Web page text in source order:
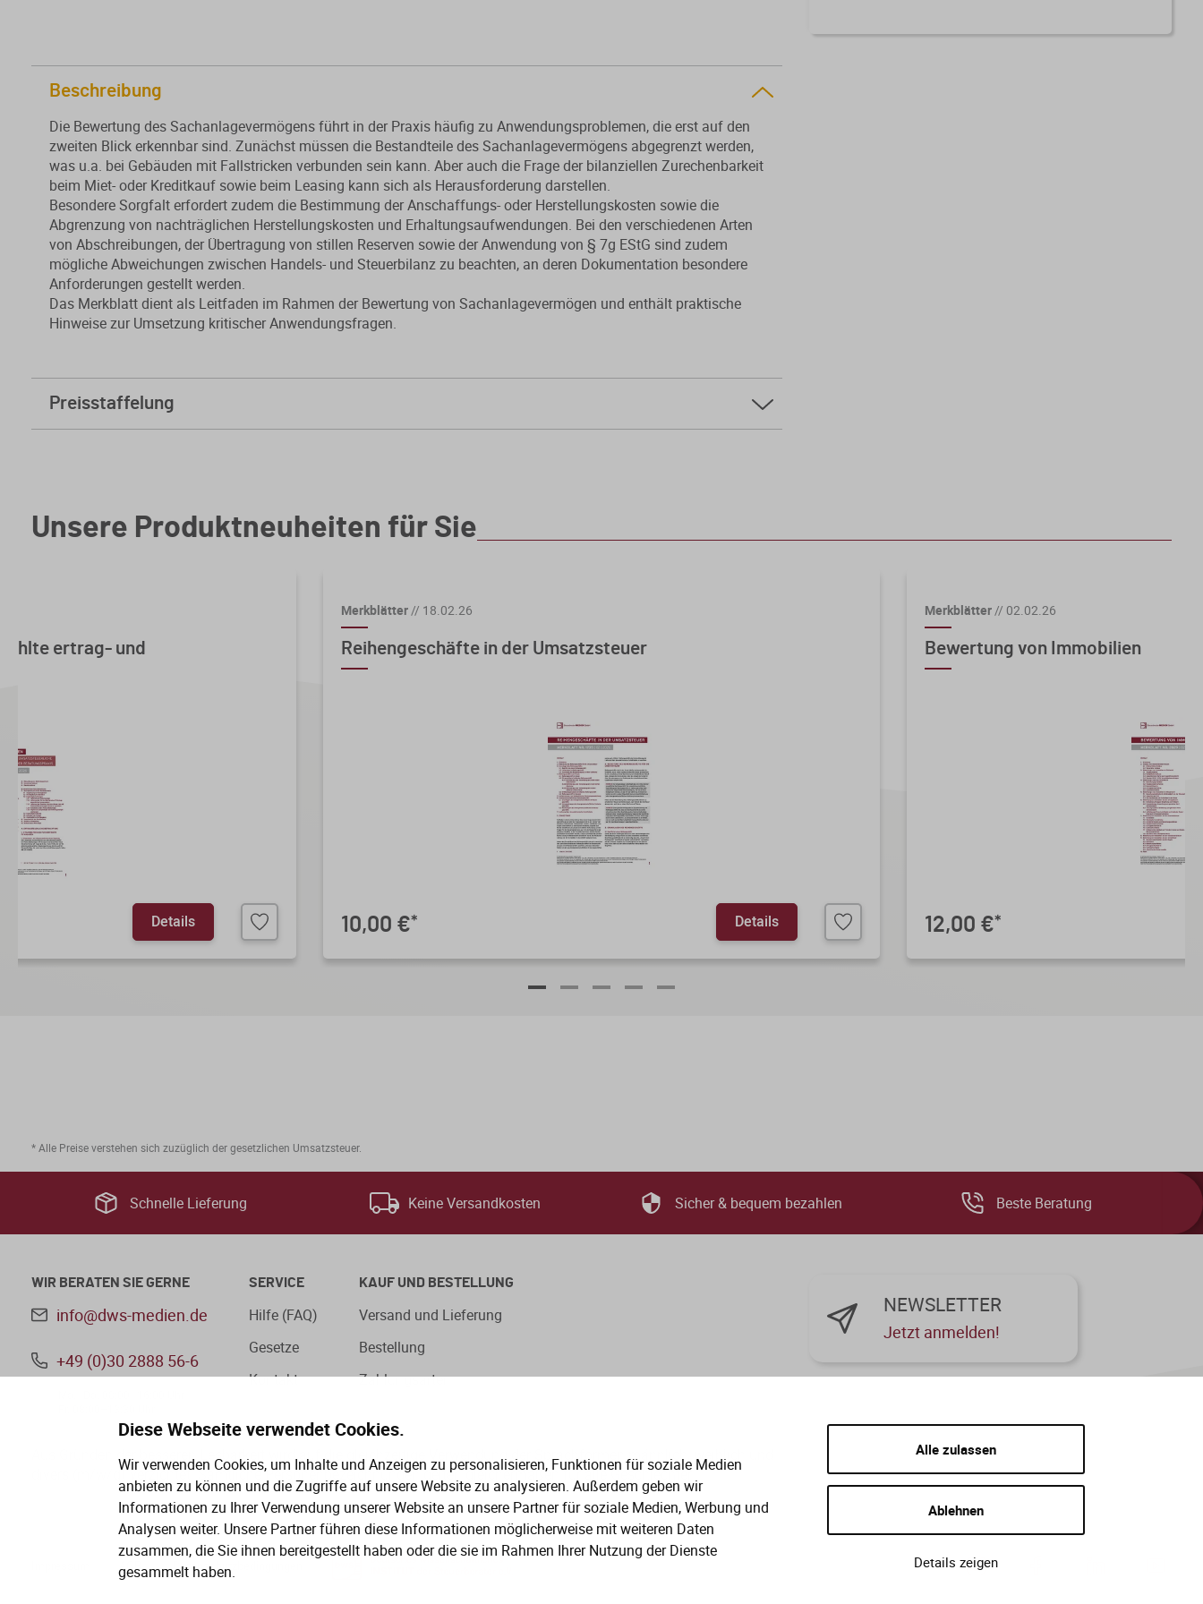
Diese Webseite verwendet Cookies.
Wir verwenden Cookies, um Inhalte und Anzeigen zu personalisieren, Funktionen für soziale Medien
anbieten zu können und die Zugriffe auf unsere Website zu analysieren. Außerdem geben wir
Informationen zu Ihrer Verwendung unserer Website an unsere Partner für soziale Medien, Werbung und
Analysen weiter. Unsere Partner führen diese Informationen möglicherweise mit weiteren Daten
zusammen, die Sie ihnen bereitgestellt haben oder die sie im Rahmen Ihrer Nutzung der Dienste
gesammelt haben.
Alle zulassen
Ablehnen
Details zeigen
Beschreibung
Die Bewertung des Sachanlagevermögens führt in der Praxis häufig zu Anwendungsproblemen, die erst auf den
zweiten Blick erkennbar sind. Zunächst müssen die Bestandteile des Sachanlagevermögens abgegrenzt werden,
was u.a. bei Gebäuden mit Fallstricken verbunden sein kann. Aber auch die Frage der bilanziellen Zurechenbarkeit
beim Miet- oder Kreditkauf sowie beim Leasing kann sich als Herausforderung darstellen.
Besondere Sorgfalt erfordert zudem die Bestimmung der Anschaffungs- oder Herstellungskosten sowie die
Abgrenzung von nachträglichen Herstellungskosten und Erhaltungsaufwendungen. Bei den verschiedenen Arten
von Abschreibungen, der Übertragung von stillen Reserven sowie der Anwendung von § 7g EStG sind zudem
mögliche Abweichungen zwischen Handels- und Steuerbilanz zu beachten, an deren Dokumentation besondere
Anforderungen gestellt werden.
Das Merkblatt dient als Leitfaden im Rahmen der Bewertung von Sachanlagevermögen und enthält praktische
Hinweise zur Umsetzung kritischer Anwendungsfragen.
Preisstaffelung
Unsere Produktneuheiten für Sie
ertrag- und
Details
Merkblätter// 18.02.26
Reihengeschäfte in der Umsatzsteuer
10,00 €* Details
Merkblätter// 02.02.26
Bewertung von Immobilien
12,00 €*
* Alle Preise verstehen sich zuzüglich der gesetzlichen Umsatzsteuer.
Schnelle Lieferung Keine Versandkosten Sicher & bequem bezahlen Beste Beratung
WIR BERATEN SIE GERNE
info@dws-medien.de
+49 (0)30 2888 56-6
SERVICE
Hilfe (FAQ)
Gesetze
Kontakt
KAUF UND BESTELLUNG
Versand und Lieferung
Bestellung
Zahlungsarten
NEWSLETTER
Jetzt anmelden!
Aus Gründen der besseren Lesbarkeit wird auf die gleichzeitige Verwendung der Sprachformen männlich, weiblich und
divers (m/w/d) verzichtet. Sämtliche Personenbezeichnungen gelten gleichermaßen für alle Geschlechter.
Datenschutzbedingungen